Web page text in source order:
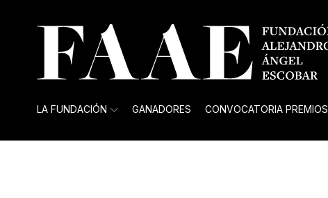
LA FUNDACIÓN GANADORES CONVOCATORIA PREMIOS